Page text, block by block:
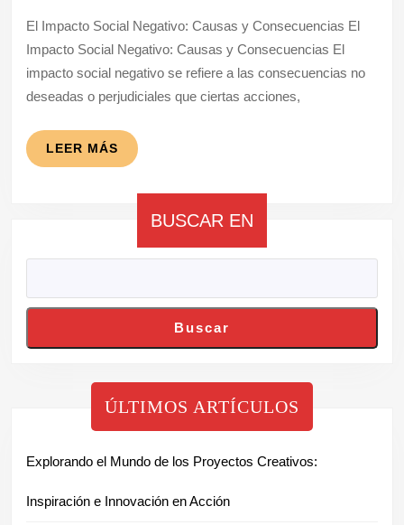
Negativo:
Causas
y
en
la
Sociedad
Actual
El Impacto Social Negativo: Causas y Consecuencias El
Impacto Social Negativo: Causas y Consecuencias El
impacto social negativo se refiere a las consecuencias no
deseadas o perjudiciales que ciertas acciones,
LEER MÁS LEER
MÁS
BUSCAR EN
Buscar
ÚLTIMOS ARTÍCULOS
Explorando el Mundo de los Proyectos Creativos:
Inspiración e Innovación en Acción